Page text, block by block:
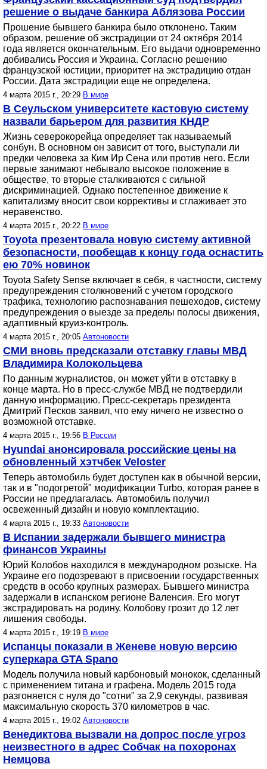
решение о выдаче банкира Аблязова России
Прошение бывшего банкира было отклонено. Таким
образом, решение об экстрадиции от 24 октября 2014
года является окончательным. Его выдачи одновременно
добивались Россия и Украина. Согласно решению
французской юстиции, приоритет на экстрадицию отдан
России. Дата экстрадиции еще не определена.
4 марта 2015 г., 20:29 В мире
В Сеульском университете кастовую систему
назвали барьером для развития КНДР
Жизнь северокорейца определяет так называемый
сонбун. В основном он зависит от того, выступали ли
предки человека за Ким Ир Сена или против него. Если
первые занимают небывало высокое положение в
обществе, то вторые сталкиваются с сильной
дискриминацией. Однако постепенное движение к
капитализму вносит свои коррективы и сглаживает это
неравенство.
4 марта 2015 г., 20:22 В мире
Toyota презентовала новую систему активной
безопасности, пообещав к концу года оснастить
ею 70% новинок
Toyota Safety Sense включает в себя, в частности, систему
предупреждения столкновений с учетом городского
трафика, технологию распознавания пешеходов, систему
предупреждения о выезде за пределы полосы движения,
адаптивный круиз-контроль.
4 марта 2015 г., 20:05 Автоновости
СМИ вновь предсказали отставку главы МВД
Владимира Колокольцева
По данным журналистов, он может уйти в отставку в
конце марта. Но в пресс-службе МВД не подтвердили
данную информацию. Пресс-секретарь президента
Дмитрий Песков заявил, что ему ничего не известно о
возможной отставке.
4 марта 2015 г., 19:56 В России
Hyundai анонсировала российские цены на
обновленный хэтчбек Veloster
Теперь автомобиль будет доступен как в обычной версии,
так и в "подогретой" модификации Turbo, которая ранее в
России не предлагалась. Автомобиль получил
освеженный дизайн и новую комплектацию.
4 марта 2015 г., 19:33 Автоновости
В Испании задержали бывшего министра
финансов Украины
Юрий Колобов находился в международном розыске. На
Украине его подозревают в присвоении государственных
средств в особо крупных размерах. Бывшего министра
задержали в испанском регионе Валенсия. Его могут
экстрадировать на родину. Колобову грозит до 12 лет
лишения свободы.
4 марта 2015 г., 19:19 В мире
Испанцы показали в Женеве новую версию
суперкара GTA Spano
Модель получила новый карбоновый монокок, сделанный
с применением титана и графена. Модель 2015 года
разгоняется с нуля до "сотни" за 2,9 секунды, развивая
максимальную скорость 370 километров в час.
4 марта 2015 г., 19:02 Автоновости
Венедиктова вызвали на допрос после угроз
неизвестного в адрес Собчак на похоронах
Немцова